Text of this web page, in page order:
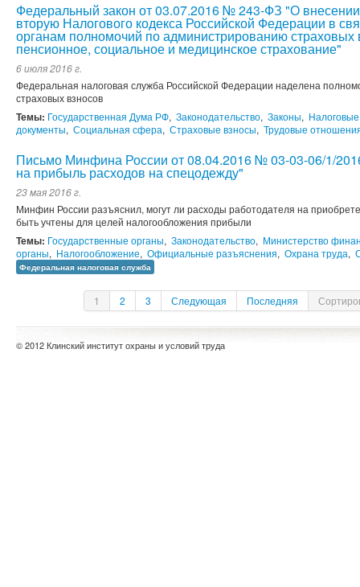
Федеральный закон от 03.07.2016 № 243-ФЗ "О
вторую Налогового кодекса Российской Федерации в
органам полномочий по администрированию страховых
пенсионное, социальное и медицинское страхование"
6 июля 2016 г.
Федеральная налоговая служба Российской Федерации наделена
страховых взносов
Темы: Государственная Дума РФ, Законодательство, Законы,
документы, Социальная сфера, Страховые взносы, Трудовые
Письмо Минфина России от 08.04.2016 № 03-03-06/1/
на прибыль расходов на спецодежду"
23 мая 2016 г.
Минфин России разъяснил, могут ли расходы работодателя на
быть учтены для целей налогообложения прибыли
Темы: Государственные органы, Законодательство, Министерство
органы, Налогообложение, Официальные разъяснения, Охрана труда,
Федеральная налоговая служба
1 2 3 Следующая Последняя
© 2012 Клинский институт охраны и условий труда